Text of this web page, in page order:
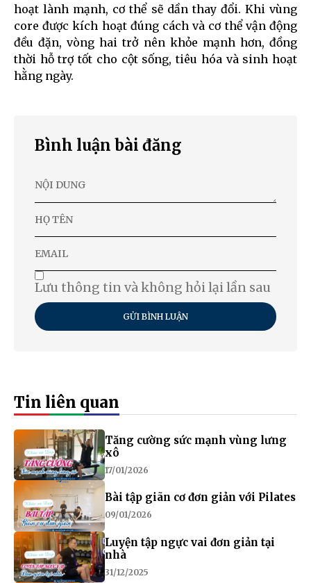
hoạt lành mạnh, cơ thể sẽ dần thay đổi. Khi vùng
core được kích hoạt đúng cách và cơ thể vận động
đều đặn, vòng hai trở nên khỏe mạnh hơn, đồng
thời hỗ trợ tốt cho cột sống, tiêu hóa và sinh hoạt
hằng ngày.
Bình luận bài đăng
Lưu thông tin và không hỏi lại lần sau
GỬI BÌNH LUẬN
Tin liên quan
Tăng cường sức mạnh vùng lưng
xô
17/01/2026
Bài tập giãn cơ đơn giản với Pilates
09/01/2026
Luyện tập ngực vai đơn giản tại
nhà
31/12/2025